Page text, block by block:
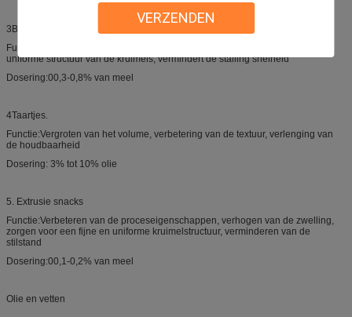
VERZENDEN
3Brood.
Functie: verbetert de zachtheid van de kruimels, zorgt voor een fijne en
uniforme structuur van de kruimels, vermindert de stalling snelheid
Dosering:00,3-0,8% van meel
4Taartjes.
Functie:Vergroten van het volume, verbetering van de textuur, verlenging van
de houdbaarheid
Dosering: 3% tot 10% olie
5. Extrusie snacks
Functie:Verbeteren van de proceseigenschappen, verhogen van de zwelling,
zorgen voor een fijne en uniforme kruimelstructuur, verminderen van de
stilstand
Dosering:00,1-0,2% van meel
Olie en vetten